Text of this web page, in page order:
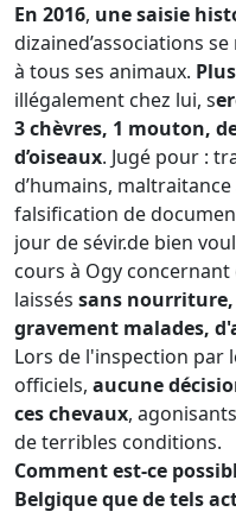
En 2016, une saisie
dizained’associations
à tous ses animaux.
illégalement chez lui, s
3 chèvres, 1 mouton,
d’oiseaux. Jugé pour :
d’humains,
falsification de
jour de sévir.de bien
cours à Ogy concernant
laissés sans nourriture,
gravement malades,
Lors de l'inspection par
officiels, aucune
ces chevaux,
de terribles conditions.
Comment est-ce
Belgique que de tels